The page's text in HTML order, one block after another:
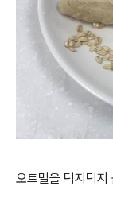
오트밀을 덕지덕지